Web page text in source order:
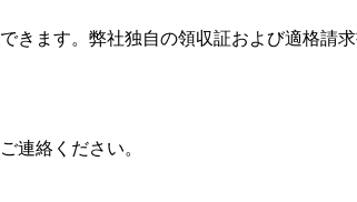
きます。弊社独自の領収証および適格請
連絡ください。